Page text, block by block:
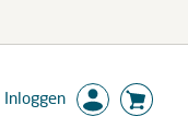
Inloggen